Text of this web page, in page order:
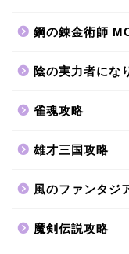
鋼の錬金術師
陰の実力者にな
雀魂攻略
雄才三国攻略
風のファンタジ
魔剣伝説攻略